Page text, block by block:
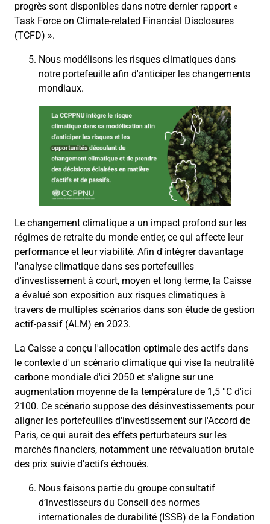
progrès sont disponibles dans notre dernier rapport «
Task Force on Climate-related Financial Disclosures
(TCFD) ».
Nous modélisons les risques climatiques dans
notre portefeuille afin d'anticiper les changements
mondiaux.
Le changement climatique a un impact profond sur les
régimes de retraite du monde entier, ce qui affecte leur
performance et leur viabilité. Afin d'intégrer davantage
l'analyse climatique dans ses portefeuilles
d'investissement à court, moyen et long terme, la Caisse
a évalué son exposition aux risques climatiques à
travers de multiples scénarios dans son étude de gestion
actif-passif (ALM) en 2023.
La Caisse a conçu l'allocation optimale des actifs dans
le contexte d'un scénario climatique qui vise la neutralité
carbone mondiale d'ici 2050 et s'aligne sur une
augmentation moyenne de la température de 1,5 °C d'ici
2100. Ce scénario suppose des désinvestissements pour
aligner les portefeuilles d'investissement sur l'Accord de
Paris, ce qui aurait des effets perturbateurs sur les
marchés financiers, notamment une réévaluation brutale
des prix suivie d'actifs échoués.
Nous faisons partie du groupe consultatif
d’investisseurs du Conseil des normes
internationales de durabilité (ISSB) de la Fondation